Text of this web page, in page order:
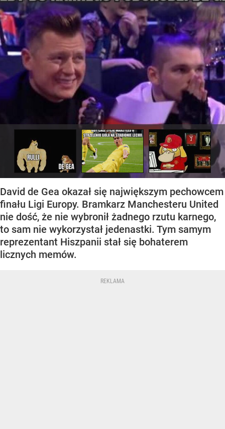
David de Gea okazał się największym pechowcem
finału Ligi Europy. Bramkarz Manchesteru United
nie dość, że nie wybronił żadnego rzutu karnego,
to sam nie wykorzystał jedenastki. Tym samym
reprezentant Hiszpanii stał się bohaterem
licznych memów.